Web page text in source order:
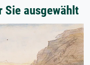
Sie ausgewählt